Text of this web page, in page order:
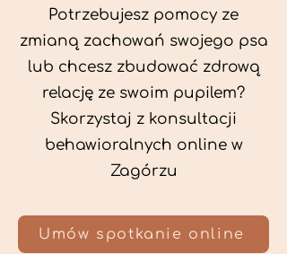
Potrzebujesz pomocy ze
zmianą zachowań swojego psa
lub chcesz zbudować zdrową
relację ze swoim pupilem?
Skorzystaj z konsultacji
behawioralnych online w
Zagórzu
Umów spotkanie online